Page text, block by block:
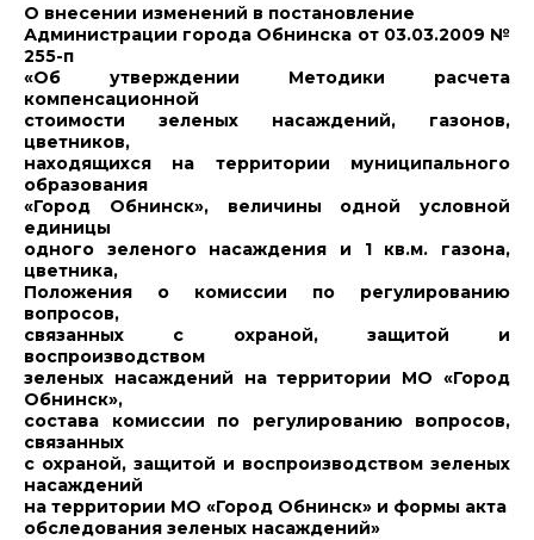
О внесении изменений в постановление
Администрации города Обнинска от 03.03.2009 №
255-п
«Об утверждении Методики расчета
компенсационной
стоимости зеленых насаждений, газонов,
цветников,
находящихся на территории муниципального
образования
«Город Обнинск», величины одной условной
единицы
одного зеленого насаждения и 1 кв.м. газона,
цветника,
Положения о комиссии по регулированию
вопросов,
связанных с охраной, защитой и
воспроизводством
зеленых насаждений на территории МО «Город
Обнинск»,
состава комиссии по регулированию вопросов,
связанных
с охраной, защитой и воспроизводством зеленых
насаждений
на территории МО «Город Обнинск» и формы акта
обследования зеленых насаждений»